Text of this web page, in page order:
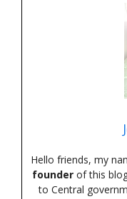
Hello friends, my
founder of this
to Central